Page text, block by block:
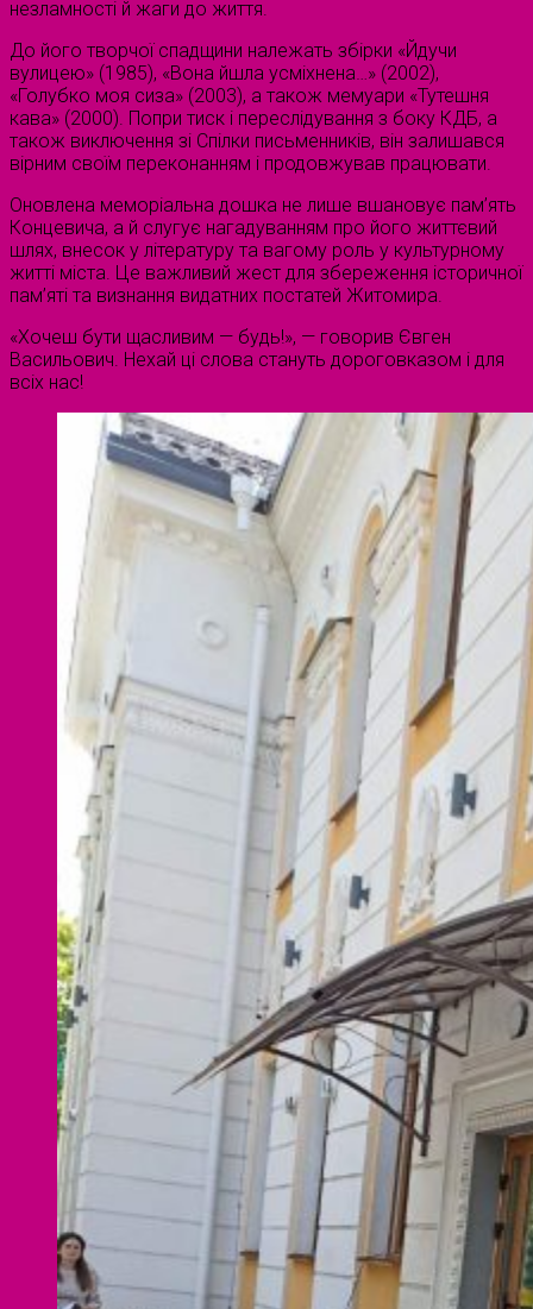
незламності й жаги до життя.
До його творчої спадщини належать збірки «Йдучи
вулицею» (1985), «Вона йшла усміхнена…» (2002),
«Голубко моя сиза» (2003), а також мемуари «Тутешня
кава» (2000). Попри тиск і переслідування з боку КДБ, а
також виключення зі Спілки письменників, він залишався
вірним своїм переконанням і продовжував працювати.
Оновлена меморіальна дошка не лише вшановує пам’ять
Концевича, а й слугує нагадуванням про його життєвий
шлях, внесок у літературу та вагому роль у культурному
житті міста. Це важливий жест для збереження історичної
пам’яті та визнання видатних постатей Житомира.
«Хочеш бути щасливим — будь!», — говорив Євген
Васильович. Нехай ці слова стануть дороговказом і для
всіх нас!